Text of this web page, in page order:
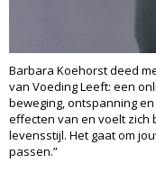
Barbara Koehorst deed
van Voeding Leeft: een
beweging, ontspanning
effecten van en voelt zich
levensstijl. Het gaat om
passen.”